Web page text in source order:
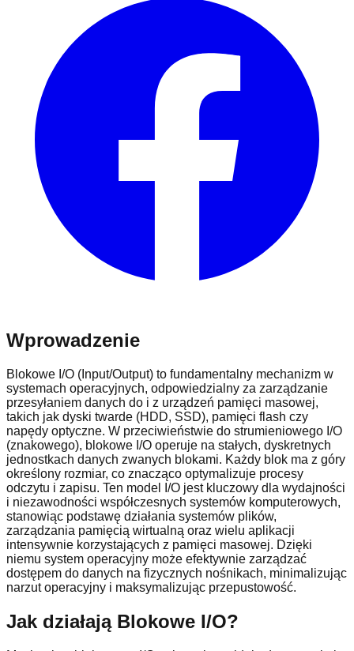
Wprowadzenie
Blokowe I/O (Input/Output) to fundamentalny mechanizm w
systemach operacyjnych, odpowiedzialny za zarządzanie
przesyłaniem danych do i z urządzeń pamięci masowej,
takich jak dyski twarde (HDD, SSD), pamięci flash czy
napędy optyczne. W przeciwieństwie do strumieniowego I/O
(znakowego), blokowe I/O operuje na stałych, dyskretnych
jednostkach danych zwanych blokami. Każdy blok ma z góry
określony rozmiar, co znacząco optymalizuje procesy
odczytu i zapisu. Ten model I/O jest kluczowy dla wydajności
i niezawodności współczesnych systemów komputerowych,
stanowiąc podstawę działania systemów plików,
zarządzania pamięcią wirtualną oraz wielu aplikacji
intensywnie korzystających z pamięci masowej. Dzięki
niemu system operacyjny może efektywnie zarządzać
dostępem do danych na fizycznych nośnikach, minimalizując
narzut operacyjny i maksymalizując przepustowość.
Jak działają Blokowe I/O?